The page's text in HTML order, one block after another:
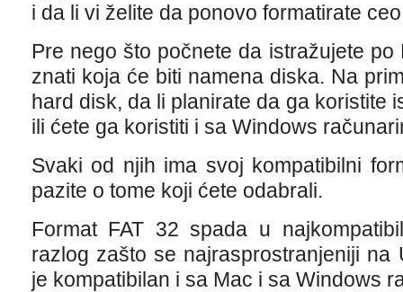
i da li vi želite da ponovo formatirate
Pre nego što počnete da istražujete
znati koja će biti namena diska. Na
hard disk, da li planirate da ga koristite
ili ćete ga koristiti i sa Windows
Svaki od njih ima svoj kompatibilni
pazite o tome koji ćete odabrali.
Format FAT 32 spada u
razlog zašto se najrasprostranjeniji na
je kompatibilan i sa Mac i sa Windows